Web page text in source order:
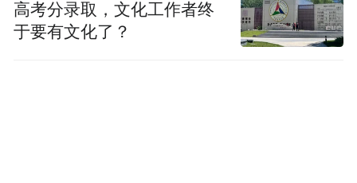
高考分录取，文化工作者终
于要有文化了？